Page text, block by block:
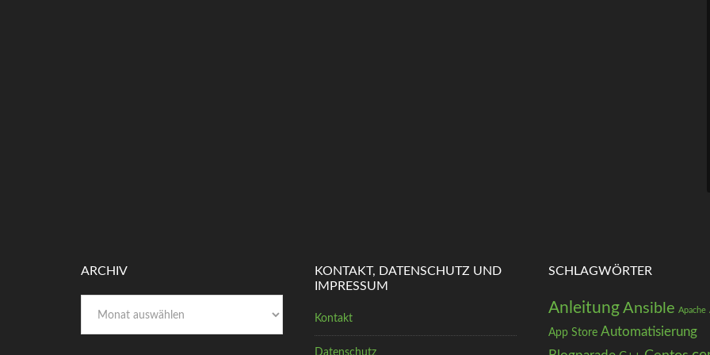
ARCHIV
KONTAKT, DATENSCHUTZ UND
IMPRESSUM
Kontakt
Datenschutz
SCHLAGWÖRTER
Anleitung Ansible Apache
App Store Automatisierung